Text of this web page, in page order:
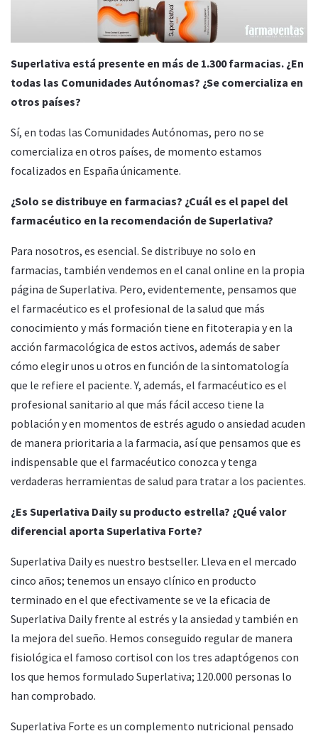
Superlativa está presente en más de 1.300 farmacias. ¿En
todas las Comunidades Autónomas? ¿Se comercializa en
otros países?
Sí, en todas las Comunidades Autónomas, pero no se
comercializa en otros países, de momento estamos
focalizados en España únicamente.
¿Solo se distribuye en farmacias? ¿Cuál es el papel del
farmacéutico en la recomendación de Superlativa?
Para nosotros, es esencial. Se distribuye no solo en
farmacias, también vendemos en el canal online en la propia
página de Superlativa. Pero, evidentemente, pensamos que
el farmacéutico es el profesional de la salud que más
conocimiento y más formación tiene en fitoterapia y en la
acción farmacológica de estos activos, además de saber
cómo elegir unos u otros en función de la sintomatología
que le refiere el paciente. Y, además, el farmacéutico es el
profesional sanitario al que más fácil acceso tiene la
población y en momentos de estrés agudo o ansiedad acuden
de manera prioritaria a la farmacia, así que pensamos que es
indispensable que el farmacéutico conozca y tenga
verdaderas herramientas de salud para tratar a los pacientes.
¿Es Superlativa Daily su producto estrella? ¿Qué valor
diferencial aporta Superlativa Forte?
Superlativa Daily es nuestro bestseller. Lleva en el mercado
cinco años; tenemos un ensayo clínico en producto
terminado en el que efectivamente se ve la eficacia de
Superlativa Daily frente al estrés y la ansiedad y también en
la mejora del sueño. Hemos conseguido regular de manera
fisiológica el famoso cortisol con los tres adaptógenos con
los que hemos formulado Superlativa; 120.000 personas lo
han comprobado.
Superlativa Forte es un complemento nutricional pensado